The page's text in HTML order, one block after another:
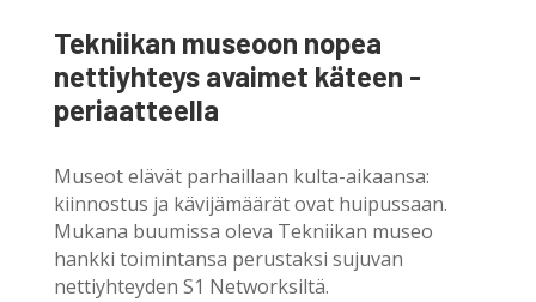
Tekniikan museoon nopea
nettiyhteys avaimet käteen -
periaatteella
Museot elävät parhaillaan kulta-aikaansa:
kiinnostus ja kävijämäärät ovat huipussaan.
Mukana buumissa oleva Tekniikan museo
hankki toimintansa perustaksi sujuvan
nettiyhteyden S1 Networksiltä.